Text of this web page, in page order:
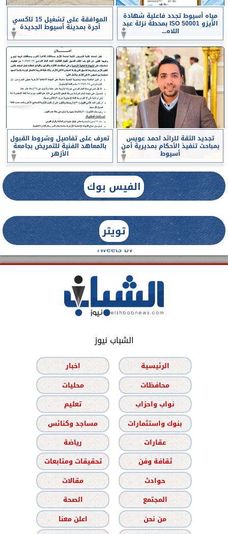
مياه أسيوط تجدد فاعلية شهادة
الأيزو ISO 50001 بمحطة نزلة عبد
اللاه...
الموافقة على تشغيل 15 تاكسي
أجرة بمدينة أسيوط الجديدة
تجديد الثقة للرائد احمد عويس
بمباحث تنفيذ الأحكام بمديرية أمن
أسيوط
تعرف على تفاصيل وشروط القبول
بالمعاهد الفنية للتمريض بجامعة
الأزهر
الفيس بوك
تويتر
Tweets by
الشباب نيوز
الرئيسية
اخبار
محافظات
محليات
نواب واحزاب
تعليم
بنوك واستثمارات
مساجد وكنائس
عقارات
رياضة
ثقافة وفن
تحقيقات ومتابعات
حوادث
مقالات
المجتمع
الصحة
من نحن
اعلن معنا